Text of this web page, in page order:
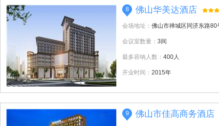
8 佛山华美达酒店
会场地址： 佛山市禅城区同济东路80
会议室数量： 3间
最多容纳人数： 400人
开业时间： 2015年
9 佛山市佳高商务酒店